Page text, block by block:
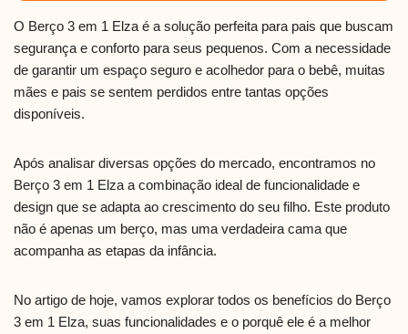
O Berço 3 em 1 Elza é a solução perfeita para pais que buscam
segurança e conforto para seus pequenos. Com a necessidade
de garantir um espaço seguro e acolhedor para o bebê, muitas
mães e pais se sentem perdidos entre tantas opções
disponíveis.
Após analisar diversas opções do mercado, encontramos no
Berço 3 em 1 Elza a combinação ideal de funcionalidade e
design que se adapta ao crescimento do seu filho. Este produto
não é apenas um berço, mas uma verdadeira cama que
acompanha as etapas da infância.
No artigo de hoje, vamos explorar todos os benefícios do Berço
3 em 1 Elza, suas funcionalidades e o porquê ele é a melhor